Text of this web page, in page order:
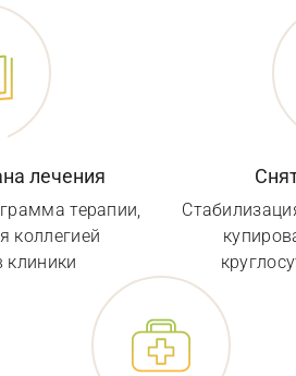
лечения
терапии,
коллегией
клиники